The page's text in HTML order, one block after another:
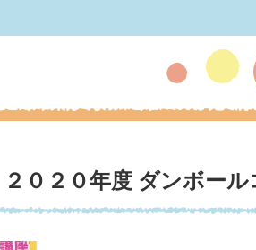
２０２０年度 ダンボー